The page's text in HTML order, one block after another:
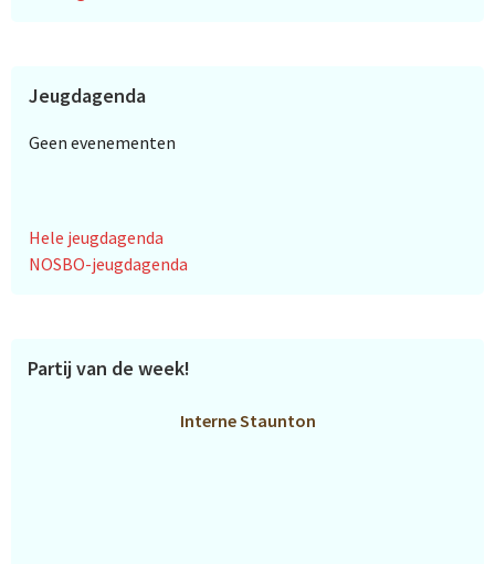
Jeugdagenda
Geen evenementen
Hele jeugdagenda
NOSBO-jeugdagenda
Partij van de week!
Interne Staunton